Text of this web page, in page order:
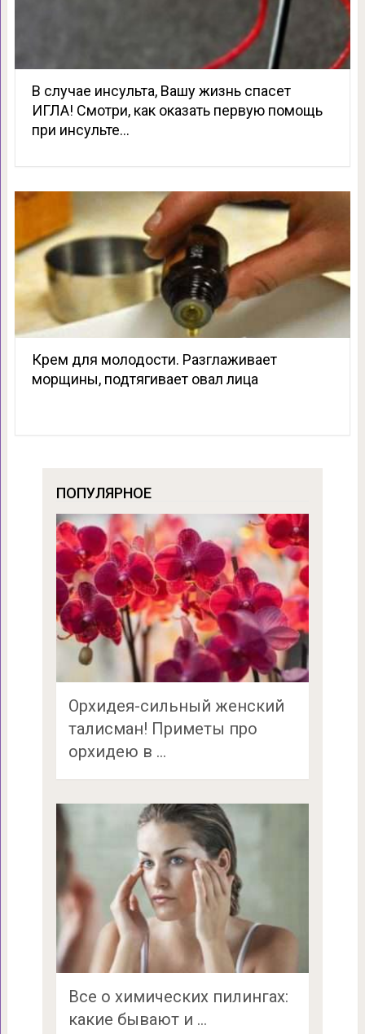
В случае инсульта, Вашу жизнь спасет
ИГЛА! Смотри, как оказать первую помощь
при инсульте…
Крем для молодости. Разглаживает
морщины, подтягивает овал лица
ПОПУЛЯРНОЕ
Орхидея-сильный женский
талисман! Приметы про
орхидею в …
Все о химических пилингах:
какие бывают и …